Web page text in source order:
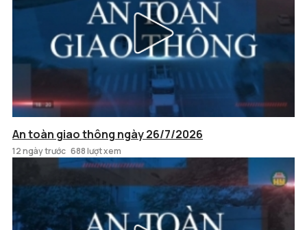
An toàn giao thông ngày 26/7/2026
12 ngày trước 688 lượt xem